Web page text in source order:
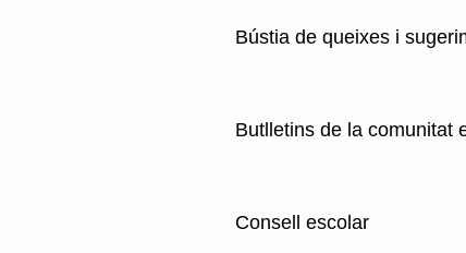
Bústia de queixes i
Butlletins de la comunitat
Consell escolar